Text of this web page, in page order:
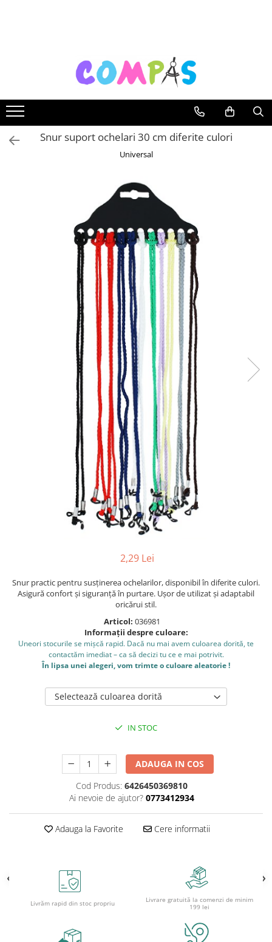
Noutăți Librăria Compas
Souvenir România
Rechizite școlare
Instrumente de scris
Stilouri școlare
Creioane colorate
Corectoare și lipici
Cretă școlară și creativă
Accesorii școlare
Coperți caiete si cărți
Carnete pentru elevi
Lupe și articole educative
Globuri pământești
Cutii sandwich și caserole
Umbrele pentru copii
Pahare și sticle pentru scoală
Cutii pentru depozitare
Caiete matematică
Caiete muzică
Caiete geografie și biologie
Caiete foi veline
Rezerve pentru caiete
Blocuri de desen școlare
Hârtie pentru lucru manual
Socotitori și bețisoare pentru
numărat
Ghiozdane și rucsacuri
Ghiozdane pentru grădinită
Trollere pentru copii
Penare echipate
Snur suport ochelari 30 cm diferite culori
Universal
2,29 Lei
Snur practic pentru susținerea ochelarilor, disponibil în diferite culori.
Asigură confort și siguranță în purtare. Ușor de utilizat și adaptabil
oricărui stil.
Articol: 036981
Informații despre culoare:
Uneori stocurile se mișcă rapid. Dacă nu mai avem culoarea dorită, te
contactăm imediat – ca să decizi tu ce e mai potrivit.
În lipsa unei alegeri, vom trimte o culoare aleatorie !
Selectează culoarea dorită
IN STOC
ADAUGA IN COS
Cod Produs: 6426450369810
Ai nevoie de ajutor? 0773412934
Adauga la Favorite Cere informatii
Livrăm rapid din stoc propriu
Livrare gratuită la comenzi de minim
199 lei